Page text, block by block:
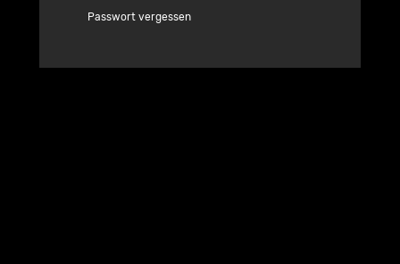
Passwort vergessen